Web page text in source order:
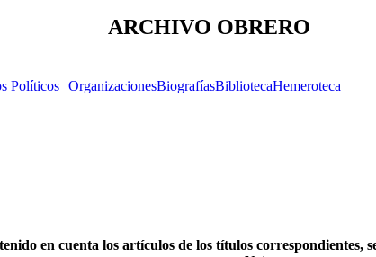
ARCHIVO OBRERO
Políticos OrganizacionesBiografíasBibliotecaHemeroteca
en cuenta los artículos de los títulos correspondientes,